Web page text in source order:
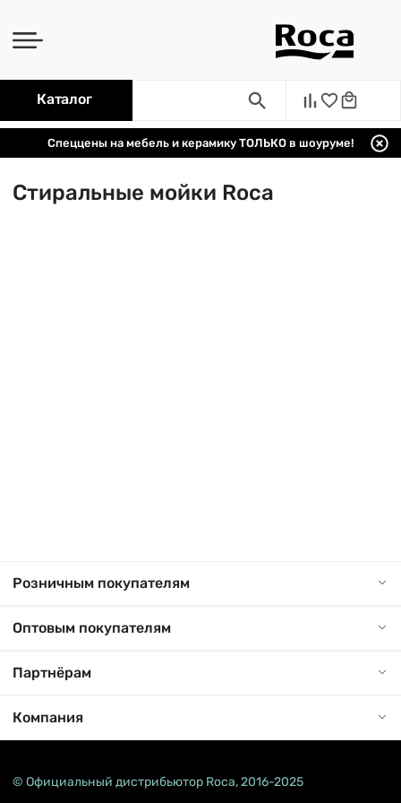
Каталог
Спеццены на мебель и керамику ТОЛЬКО в шоуруме!
Стиральные мойки Roca
Розничным покупателям
Оптовым покупателям
Партнёрам
Компания
© Официальный дистрибьютор Roca, 2016-2025